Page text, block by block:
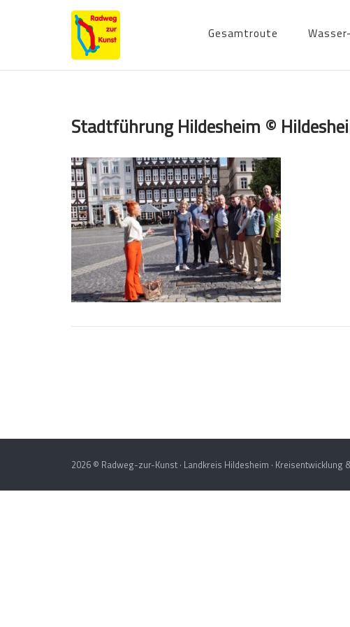
Gesamtroute
Stadtführung Hildesheim ©
2026 © Radweg-zur-Kunst · Landkreis Hildesheim · Kreisentwicklung